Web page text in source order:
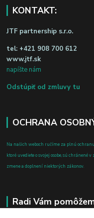
KONTAKT:
JTF partnership s.r.o.
tel: +421 908 700 612
www.jtf.sk
napíšte nám
Odstúpiť od zmluvy tu
OCHRANA
Na našich weboch ručíme za plnú
ktoré uvediete o svojej osobe, sú chránené
zmene a doplnení niektorých zákonov.
Radi Vám